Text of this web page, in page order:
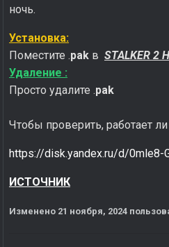
ночь.
Установка:
Поместите .pak в STALKER 2
Удаление :
Просто удалите .pak
Чтобы проверить, работает
https://disk.yandex.ru/d/0mle8-
ИСТОЧНИК
Изменено 21 ноября, 2024